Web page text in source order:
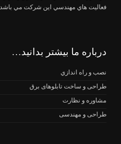
فعاليت هاي مهندسي اين شركت مي باشد.
درباره ما بیشتر بدانید…
نصب و راه اندازي
طراحی و ساخت تابلوهای برق
مشاوره و نظارت
طراحی و مهندسی